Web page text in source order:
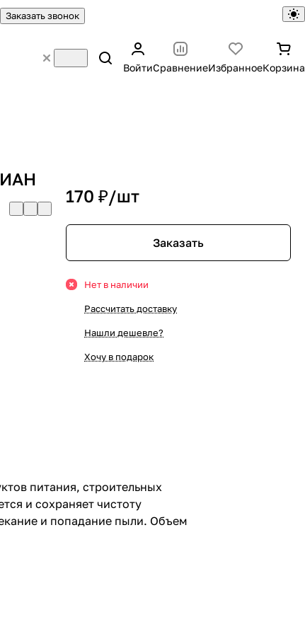
Заказать звонок
ВойтиСравнениеИзбранноеКорзина
170 ₽/шт
Заказать
Нет в наличии
Рассчитать доставку
Нашли дешевле?
Хочу в подарок
питания, строительных
и сохраняет чистоту
и попадание пыли. Объем